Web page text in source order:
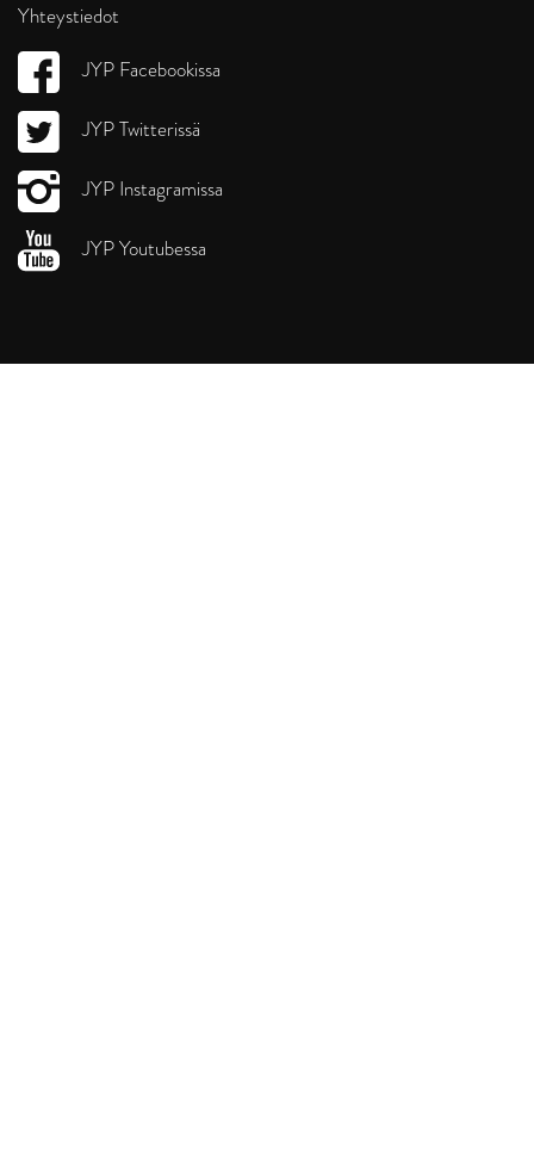
Yhteystiedot
JYP Facebookissa
JYP Twitterissä
JYP Instagramissa
JYP Youtubessa